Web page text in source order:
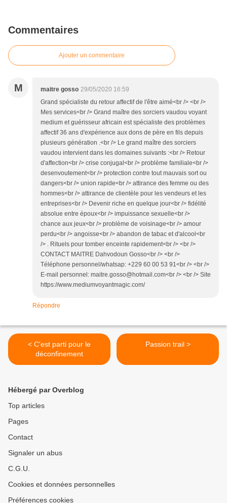
Commentaires
Ajouter un commentaire
M maitre gosso 29/05/2020 16:59
Grand spécialiste du retour affectif de l'être aimé<br /> <br />
Mes services<br /> Grand maître des sorciers vaudou voyant
medium et guérisseur africain est spécialiste des problèmes
affectif 36 ans d'expérience aux dons de père en fils depuis
plusieurs génération .<br /> Le grand maître des sorciers
vaudou intervient dans les domaines suivants :<br /> Retour
d'affection<br /> crise conjugal<br /> problème familiale<br />
desenvoutement<br /> protection contre tout mauvais sort ou
dangers<br /> union rapide<br /> attirance des femme ou des
hommes<br /> attirance de clientèle pour les vendeurs et les
entreprises<br /> Devenir riche en quelque jour<br /> fidélité
absolue entre époux<br /> impuissance sexuelle<br />
chance aux jeux<br /> problème de voisinage<br /> amour
perdu<br /> angoisse<br /> abandon de tabac et d'alcool<br
/> . Rituels pour tomber enceinte rapidement<br /> <br />
CONTACT MAITRE Dahvodoun Gosso<br /> <br />
Téléphone personnel/whatsap: +229 60 00 53 91<br /> <br />
E-mail personnel: maitre.gosso@hotmail.com<br /> <br /> Site
https://www.mediumvoyantmagic.com/
Répondre
< C'est parti pour le
déconfinement
Passion trail >
Hébergé par Overblog
Top articles
Pages
Contact
Signaler un abus
C.G.U.
Cookies et données personnelles
Préférences cookies